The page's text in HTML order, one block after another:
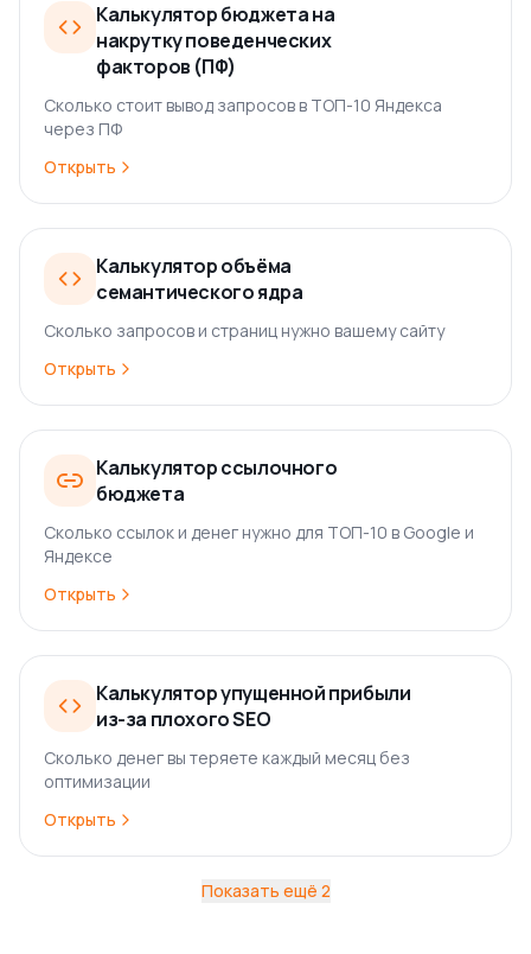
Калькулятор бюджета на
накрутку поведенческих
факторов (ПФ)
Сколько стоит вывод запросов в ТОП-10 Яндекса
через ПФ
Открыть
Калькулятор объёма
семантического ядра
Сколько запросов и страниц нужно вашему сайту
Открыть
Калькулятор ссылочного
бюджета
Сколько ссылок и денег нужно для ТОП-10 в Google и
Яндексе
Открыть
Калькулятор упущенной прибыли
из-за плохого SEO
Сколько денег вы теряете каждый месяц без
оптимизации
Открыть
Показать ещё 2